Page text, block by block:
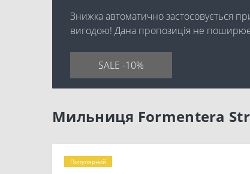
Знижка автоматично застосовується
вигодою! Дана пропозиція не
SALE -10%
Мильниця Formentera
Популярний